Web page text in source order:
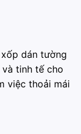
dán tường
và tinh tế cho
việc thoải mái